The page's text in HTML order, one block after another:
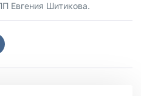
Евгения Шитикова.